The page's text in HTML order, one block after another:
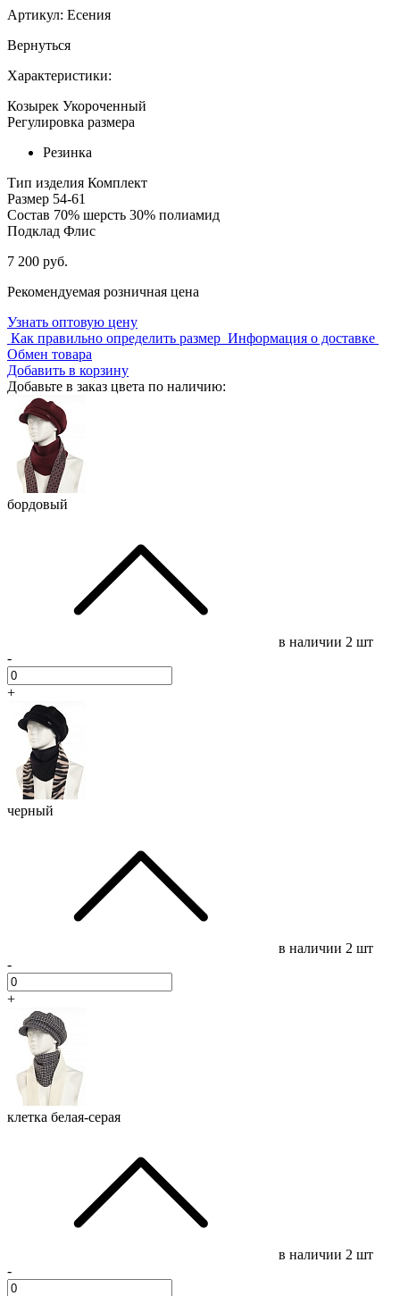
Артикул: Есения
Вернуться
Характеристики:
Козырек Укороченный
Регулировка размера
Резинка
Тип изделия Комплект
Размер 54-61
Состав 70% шерсть 30% полиамид
Подклад Флис
7 200 руб.
Рекомендуемая розничная цена
Узнать оптовую цену
Как правильно определить размер Информация о доставке
Обмен товара
Добавить в корзину
Добавьте в заказ цвета по наличию:
бордовый
в наличии 2 шт
-
+
черный
в наличии 2 шт
-
+
клетка белая-серая
в наличии 2 шт
-